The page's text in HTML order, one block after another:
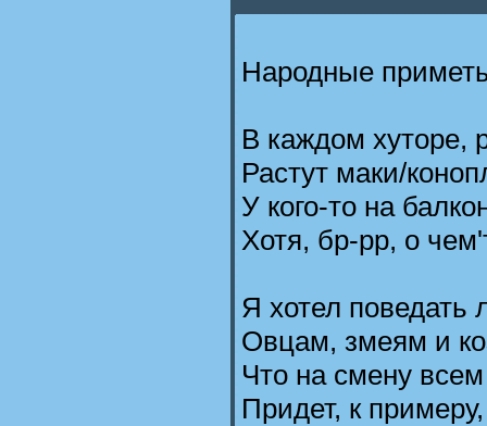
Народные
В каждом хуторе,
Растут маки/
У кого-то на
Хотя, бр-рр, о
Я хотел поведать
Овцам, змеям и
Что на смену
Придет, к